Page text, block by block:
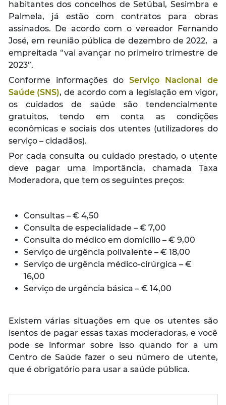
habitantes dos concelhos de Setúbal, Sesimbra e
Palmela, já estão com contratos para obras
assinados. De acordo com o vereador Fernando
José, em reunião pública de dezembro de 2022, a
empreitada “vai avançar no primeiro trimestre de
2023”.
Conforme informações do Serviço Nacional de
Saúde (SNS), de acordo com a legislação em vigor,
os cuidados de saúde são tendencialmente
gratuitos, tendo em conta as condições
econômicas e sociais dos utentes (utilizadores do
serviço – cidadãos).
Por cada consulta ou cuidado prestado, o utente
deve pagar uma importância, chamada Taxa
Moderadora, que tem os seguintes preços:
Consultas – € 4,50
Consulta de especialidade – € 7,00
Consulta do médico em domicílio – € 9,00
Serviço de urgência polivalente – € 18,00
Serviço de urgência médico-cirúrgica – €
16,00
Serviço de urgência básica – € 14,00
Existem várias situações em que os utentes são
isentos de pagar essas taxas moderadoras, e você
pode se informar sobre isso quando for a um
Centro de Saúde fazer o seu número de utente,
que é obrigatório para usar a saúde pública.